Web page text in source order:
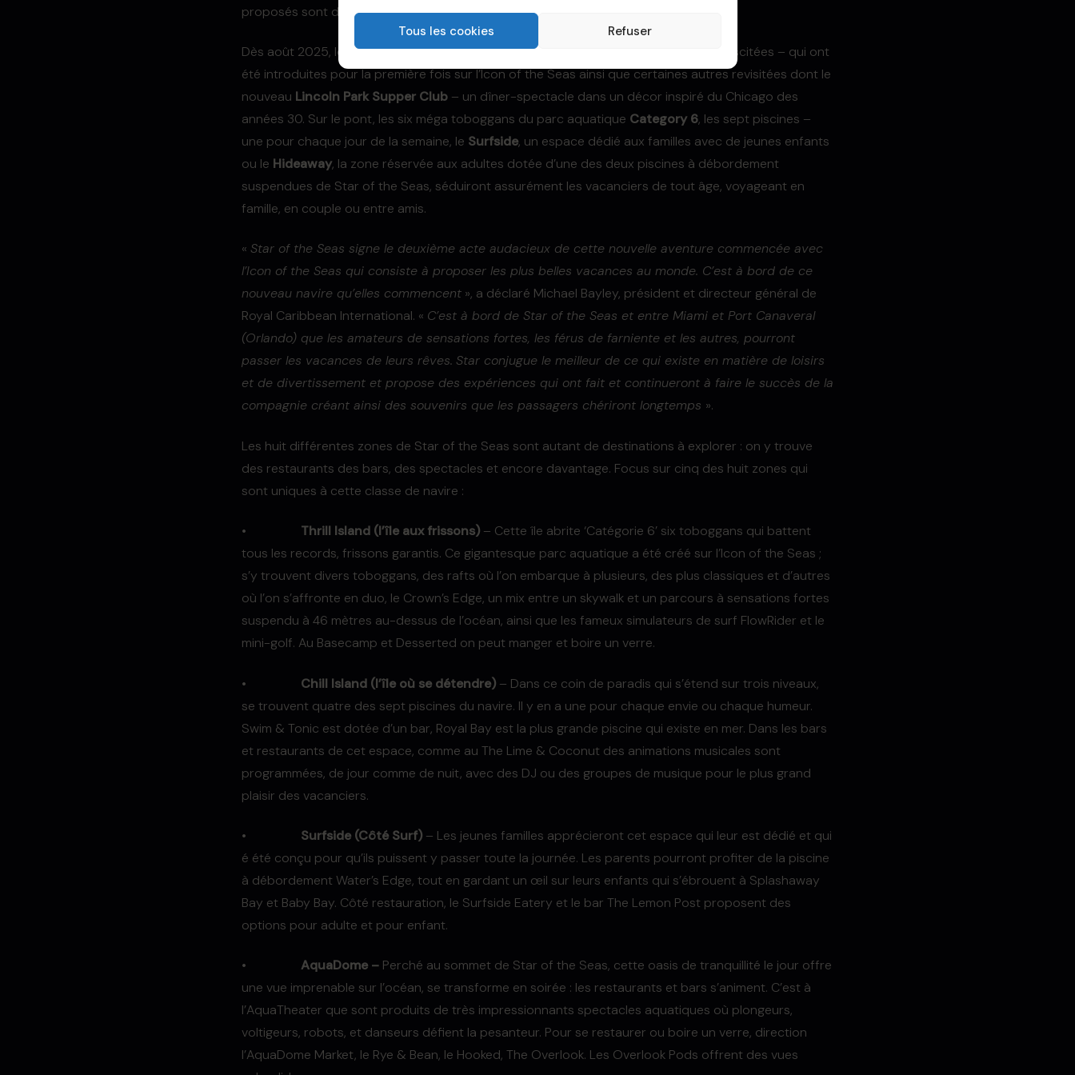
Tous les cookies Refuser
proposés sont disponibles sur le site de la compagnie.
Dès août 2025, les passagers pourront découvrir toutes les nouveautés – déjà plébiscitées – qui ont
été introduites pour la première fois sur l’Icon of the Seas ainsi que certaines autres revisitées dont le
nouveau Lincoln Park Supper Club – un dîner-spectacle dans un décor inspiré du Chicago des
années 30. Sur le pont, les six méga toboggans du parc aquatique Category 6, les sept piscines –
une pour chaque jour de la semaine, le Surfside, un espace dédié aux familles avec de jeunes enfants
ou le Hideaway, la zone réservée aux adultes dotée d’une des deux piscines à débordement
suspendues de Star of the Seas, séduiront assurément les vacanciers de tout âge, voyageant en
famille, en couple ou entre amis.
« Star of the Seas signe le deuxième acte audacieux de cette nouvelle aventure commencée avec
l’Icon of the Seas qui consiste à proposer les plus belles vacances au monde. C’est à bord de ce
nouveau navire qu’elles commencent », a déclaré Michael Bayley, président et directeur général de
Royal Caribbean International. « C’est à bord de Star of the Seas et entre Miami et Port Canaveral
(Orlando) que les amateurs de sensations fortes, les férus de farniente et les autres, pourront
passer les vacances de leurs rêves. Star conjugue le meilleur de ce qui existe en matière de loisirs
et de divertissement et propose des expériences qui ont fait et continueront à faire le succès de la
compagnie créant ainsi des souvenirs que les passagers chériront longtemps ».
Les huit différentes zones de Star of the Seas sont autant de destinations à explorer : on y trouve
des restaurants des bars, des spectacles et encore davantage. Focus sur cinq des huit zones qui
sont uniques à cette classe de navire :
• Thrill Island (l’île aux frissons) – Cette île abrite ‘Catégorie 6’ six toboggans qui battent
tous les records, frissons garantis. Ce gigantesque parc aquatique a été créé sur l’Icon of the Seas ;
s’y trouvent divers toboggans, des rafts où l’on embarque à plusieurs, des plus classiques et d’autres
où l’on s’affronte en duo, le Crown’s Edge, un mix entre un skywalk et un parcours à sensations fortes
suspendu à 46 mètres au-dessus de l’océan, ainsi que les fameux simulateurs de surf FlowRider et le
mini-golf. Au Basecamp et Desserted on peut manger et boire un verre.
• Chill Island (l’île où se détendre) – Dans ce coin de paradis qui s’étend sur trois niveaux,
se trouvent quatre des sept piscines du navire. Il y en a une pour chaque envie ou chaque humeur.
Swim & Tonic est dotée d’un bar, Royal Bay est la plus grande piscine qui existe en mer. Dans les bars
et restaurants de cet espace, comme au The Lime & Coconut des animations musicales sont
programmées, de jour comme de nuit, avec des DJ ou des groupes de musique pour le plus grand
plaisir des vacanciers.
• Surfside (Côté Surf) – Les jeunes familles apprécieront cet espace qui leur est dédié et qui
é été conçu pour qu’ils puissent y passer toute la journée. Les parents pourront profiter de la piscine
à débordement Water’s Edge, tout en gardant un œil sur leurs enfants qui s’ébrouent à Splashaway
Bay et Baby Bay. Côté restauration, le Surfside Eatery et le bar The Lemon Post proposent des
options pour adulte et pour enfant.
• AquaDome – Perché au sommet de Star of the Seas, cette oasis de tranquillité le jour offre
une vue imprenable sur l’océan, se transforme en soirée : les restaurants et bars s’animent. C’est à
l’AquaTheater que sont produits de très impressionnants spectacles aquatiques où plongeurs,
voltigeurs, robots, et danseurs défient la pesanteur. Pour se restaurer ou boire un verre, direction
l’AquaDome Market, le Rye & Bean, le Hooked, The Overlook. Les Overlook Pods offrent des vues